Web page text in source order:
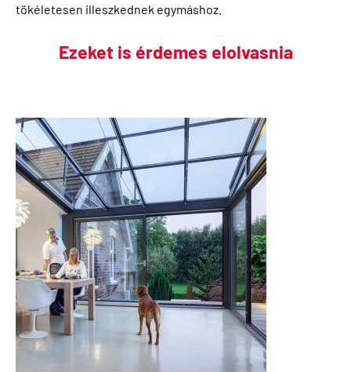
tökéletesen illeszkednek egymáshoz.
Ezeket is érdemes elolvasnia